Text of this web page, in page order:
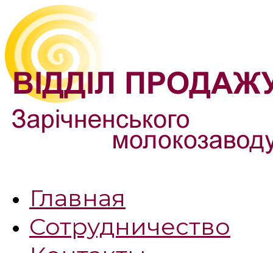
Главная
Сотрудничество